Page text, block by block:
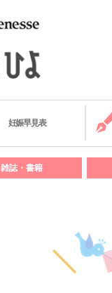
妊娠早見表
雑誌・書籍